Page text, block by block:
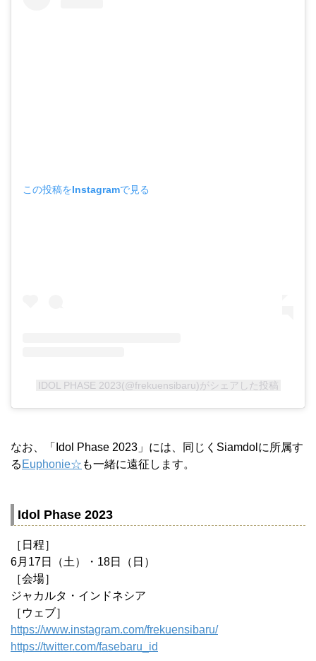
この投稿をInstagramで見る
IDOL PHASE 2023(@frekuensibaru)がシェアした投稿
なお、「Idol Phase 2023」には、同じくSiamdolに所属す
る Euphonie☆ も一緒に遠征します。
Idol Phase 2023
［日程］
6月17日（土）・18日（日）
［会場］
ジャカルタ・インドネシア
［ウェブ］
https://www.instagram.com/frekuensibaru/
https://twitter.com/fasebaru_id